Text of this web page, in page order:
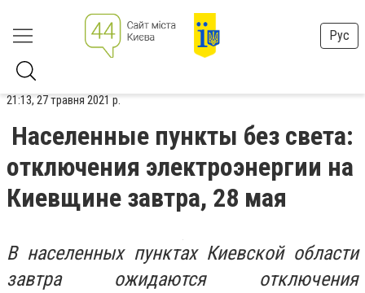
Рус
21:13, 27 травня 2021 р.
Населенные пункты без света:
отключения электроэнергии на
Киевщине завтра, 28 мая
В населенных пунктах Киевской области
завтра ожидаются отключения